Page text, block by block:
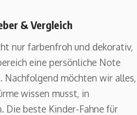
& Vergleich
nur farbenfroh und dekorativ,
eine persönliche Note
Nachfolgend möchten wir alles,
wissen musst, in
Die beste Kinder-Fahne für